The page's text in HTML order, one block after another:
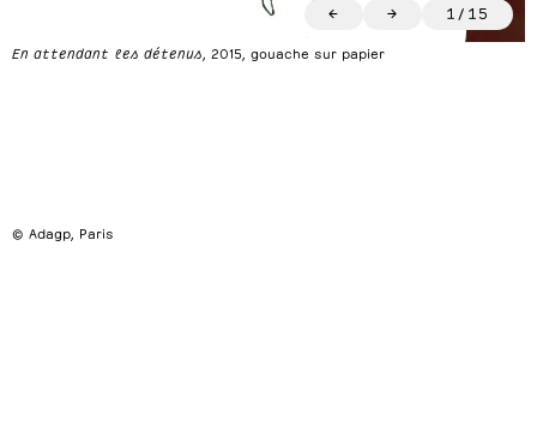
© Adagp, Paris
← → 1 / 15
En attendant les détenus, 2015, gouache sur papier